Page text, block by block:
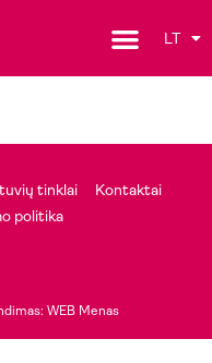
LT
tinklai
Kontaktai
politika
WEB Menas